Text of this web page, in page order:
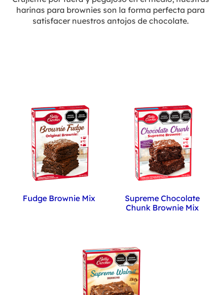
harinas para brownies son la forma perfecta para
satisfacer nuestros antojos de chocolate.
Fudge Brownie Mix
Supreme Chocolate
Chunk Brownie Mix